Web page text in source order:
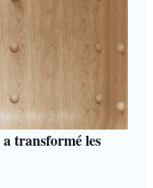
transformé les